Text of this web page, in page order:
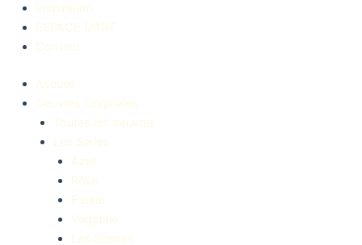
Inspiration
ESPACE D’ART
Contact
Accueil
Oeuvres Originales
Toutes les oeuvres
Les Séries
Azur
Rêve
Faune
Végétale
Les Scenes